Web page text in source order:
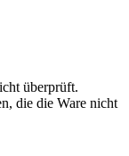
überprüft.
die die Ware nicht